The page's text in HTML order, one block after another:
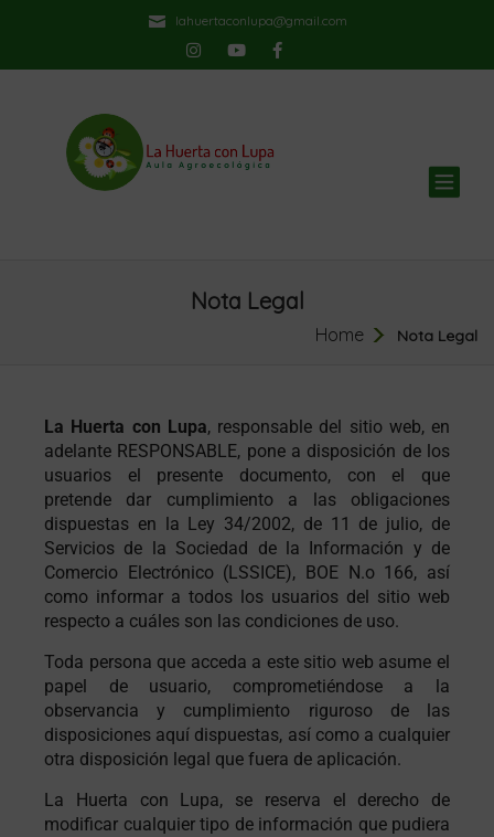
lahuertaconlupa@gmail.com
Nota Legal
Home Nota Legal
La Huerta con Lupa, responsable del sitio web, en
adelante RESPONSABLE, pone a disposición de los
usuarios el presente documento, con el que
pretende dar cumplimiento a las obligaciones
dispuestas en la Ley 34/2002, de 11 de julio, de
Servicios de la Sociedad de la Información y de
Comercio Electrónico (LSSICE), BOE N.o 166, así
como informar a todos los usuarios del sitio web
respecto a cuáles son las condiciones de uso.
Toda persona que acceda a este sitio web asume el
papel de usuario, comprometiéndose a la
observancia y cumplimiento riguroso de las
disposiciones aquí dispuestas, así como a cualquier
otra disposición legal que fuera de aplicación.
La Huerta con Lupa, se reserva el derecho de
modificar cualquier tipo de información que pudiera